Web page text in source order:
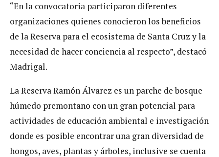
“En la convocatoria participaron diferentes
organizaciones quienes conocieron los beneficios
de la Reserva para el ecosistema de Santa Cruz y la
necesidad de hacer conciencia al respecto”, destacó
Madrigal.
La Reserva Ramón Álvarez es un parche de bosque
húmedo premontano con un gran potencial para
actividades de educación ambiental e investigación
donde es posible encontrar una gran diversidad de
hongos, aves, plantas y árboles, inclusive se cuenta